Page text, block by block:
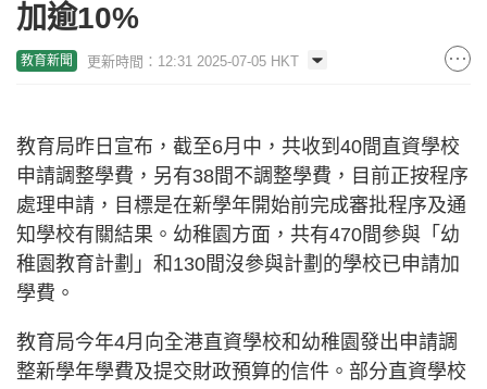
加逾10%
教育新聞 更新時間：12:31 2025-07-05 HKT
教育局昨日宣布，截至6月中，共收到40間直資學校
申請調整學費，另有38間不調整學費，目前正按程序
處理申請，目標是在新學年開始前完成審批程序及通
知學校有關結果。幼稚園方面，共有470間參與「幼
稚園教育計劃」和130間沒參與計劃的學校已申請加
學費。
教育局今年4月向全港直資學校和幼稚園發出申請調
整新學年學費及提交財政預算的信件。部分直資學校